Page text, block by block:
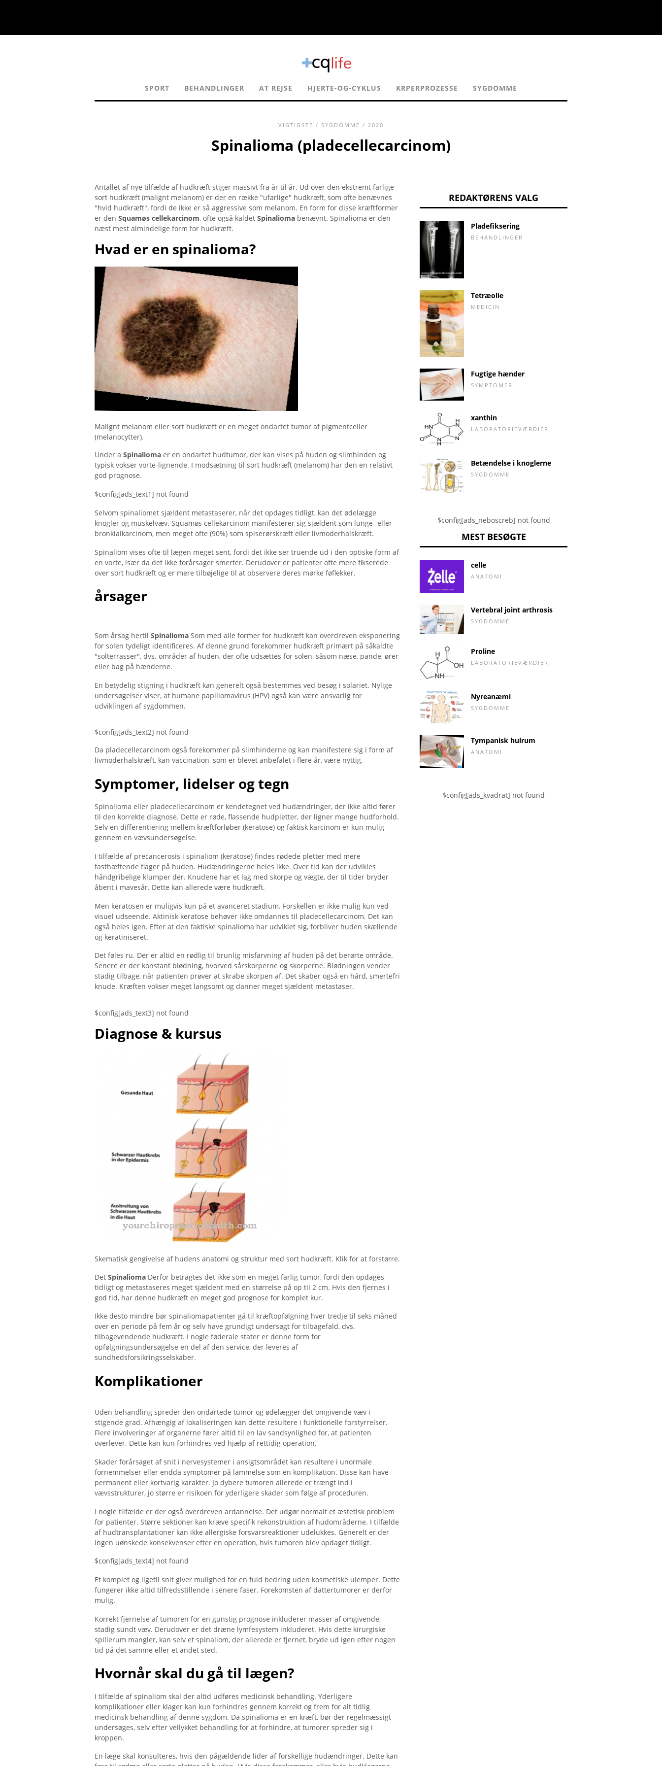
SPORT BEHANDLINGER AT REJSE HJERTE-OG-CYKLUS KRPERPROZESSE SYGDOMME
VIGTIGSTE / SYGDOMME / 2020
Spinalioma (pladecellecarcinom)
Antallet af nye tilfælde af hudkræft stiger massivt fra år til år. Ud over den ekstremt farlige
sort hudkræft (malignt melanom) er der en række "ufarlige" hudkræft, som ofte benævnes
"hvid hudkræft", fordi de ikke er så aggressive som melanom. En form for disse kræftformer
er den Squamøs cellekarcinom, ofte også kaldet Spinalioma benævnt. Spinalioma er den
næst mest almindelige form for hudkræft.
Hvad er en spinalioma?
Malignt melanom eller sort hudkræft er en meget ondartet tumor af pigmentceller
(melanocytter).
Under a Spinalioma er en ondartet hudtumor, der kan vises på huden og slimhinden og
typisk vokser vorte-lignende. I modsætning til sort hudkræft (melanom) har den en relativt
god prognose.
$config[ads_text1] not found
Selvom spinaliomet sjældent metastaserer, når det opdages tidligt, kan det ødelægge
knogler og muskelvæv. Squamøs cellekarcinom manifesterer sig sjældent som lunge- eller
bronkialkarcinom, men meget ofte (90%) som spiserørskræft eller livmoderhalskræft.
Spinaliom vises ofte til lægen meget sent, fordi det ikke ser truende ud i den optiske form af
en vorte, især da det ikke forårsager smerter. Derudover er patienter ofte mere fikserede
over sort hudkræft og er mere tilbøjelige til at observere deres mørke føflekker.
årsager
Som årsag hertil Spinalioma Som med alle former for hudkræft kan overdreven eksponering
for solen tydeligt identificeres. Af denne grund forekommer hudkræft primært på såkaldte
"solterrasser", dvs. områder af huden, der ofte udsættes for solen, såsom næse, pande, ører
eller bag på hænderne.
En betydelig stigning i hudkræft kan generelt også bestemmes ved besøg i solariet. Nylige
undersøgelser viser, at humane papillomavirus (HPV) også kan være ansvarlig for
udviklingen af ​​sygdommen.
$config[ads_text2] not found
Da pladecellecarcinom også forekommer på slimhinderne og kan manifestere sig i form af
livmoderhalskræft, kan vaccination, som er blevet anbefalet i flere år, være nyttig.
Symptomer, lidelser og tegn
Spinalioma eller pladecellecarcinom er kendetegnet ved hudændringer, der ikke altid fører
til den korrekte diagnose. Dette er røde, flassende hudpletter, der ligner mange hudforhold.
Selv en differentiering mellem kræftforløber (keratose) og faktisk karcinom er kun mulig
gennem en vævsundersøgelse.
I tilfælde af precancerosis i spinaliom (keratose) findes rødede pletter med mere
fasthæftende flager på huden. Hudændringerne heles ikke. Over tid kan der udvikles
håndgribelige klumper der. Knudene har et lag med skorpe og vægte, der til tider bryder
åbent i mavesår. Dette kan allerede være hudkræft.
Men keratosen er muligvis kun på et avanceret stadium. Forskellen er ikke mulig kun ved
visuel udseende. Aktinisk keratose behøver ikke omdannes til pladecellecarcinom. Det kan
også heles igen. Efter at den faktiske spinalioma har udviklet sig, forbliver huden skællende
og keratiniseret.
Det føles ru. Der er altid en rødlig til brunlig misfarvning af huden på det berørte område.
Senere er der konstant blødning, hvorved sårskorperne og skorperne. Blødningen vender
stadig tilbage, når patienten prøver at skrabe skorpen af. Det skaber også en hård, smertefri
knude. Kræften vokser meget langsomt og danner meget sjældent metastaser.
$config[ads_text3] not found
Diagnose & kursus
Skematisk gengivelse af hudens anatomi og struktur med sort hudkræft. Klik for at forstørre.
Det Spinalioma Derfor betragtes det ikke som en meget farlig tumor, fordi den opdages
tidligt og metastaseres meget sjældent med en størrelse på op til 2 cm. Hvis den fjernes i
god tid, har denne hudkræft en meget god prognose for komplet kur.
Ikke desto mindre bør spinaliomapatienter gå til kræftopfølgning hver tredje til seks måned
over en periode på fem år og selv have grundigt undersøgt for tilbagefald, dvs.
tilbagevendende hudkræft. I nogle føderale stater er denne form for
opfølgningsundersøgelse en del af den service, der leveres af
sundhedsforsikringsselskaber.
Komplikationer
Uden behandling spreder den ondartede tumor og ødelægger det omgivende væv i
stigende grad. Afhængig af lokaliseringen kan dette resultere i funktionelle forstyrrelser.
Flere involveringer af organerne fører altid til en lav sandsynlighed for, at patienten
overlever. Dette kan kun forhindres ved hjælp af rettidig operation.
Skader forårsaget af snit i nervesystemer i ansigtsområdet kan resultere i unormale
fornemmelser eller endda symptomer på lammelse som en komplikation. Disse kan have
permanent eller kortvarig karakter. Jo dybere tumoren allerede er trængt ind i
vævsstrukturer, jo større er risikoen for yderligere skader som følge af proceduren.
I nogle tilfælde er der også overdreven ardannelse. Det udgør normalt et æstetisk problem
for patienter. Større sektioner kan kræve specifik rekonstruktion af hudområderne. I tilfælde
af hudtransplantationer kan ikke allergiske forsvarsreaktioner udelukkes. Generelt er der
ingen uønskede konsekvenser efter en operation, hvis tumoren blev opdaget tidligt.
$config[ads_text4] not found
Et komplet og ligetil snit giver mulighed for en fuld bedring uden kosmetiske ulemper. Dette
fungerer ikke altid tilfredsstillende i senere faser. Forekomsten af ​​dattertumorer er derfor
mulig.
Korrekt fjernelse af tumoren for en gunstig prognose inkluderer masser af omgivende,
stadig sundt væv. Derudover er det dræne lymfesystem inkluderet. Hvis dette kirurgiske
spillerum mangler, kan selv et spinaliom, der allerede er fjernet, bryde ud igen efter nogen
tid på det samme eller et andet sted.
Hvornår skal du gå til lægen?
I tilfælde af spinaliom skal der altid udføres medicinsk behandling. Yderligere
komplikationer eller klager kan kun forhindres gennem korrekt og frem for alt tidlig
medicinsk behandling af denne sygdom. Da spinalioma er en kræft, bør der regelmæssigt
undersøges, selv efter vellykket behandling for at forhindre, at tumorer spreder sig i
kroppen.
En læge skal konsulteres, hvis den pågældende lider af forskellige hudændringer. Dette kan
REDAKTØRENS VALG
Pladefiksering
BEHANDLINGER
Tetræolie
MEDICIN
Fugtige hænder
SYMPTOMER
xanthin
LABORATORIEVÆRDIER
Betændelse i knoglerne
SYGDOMME
$config[ads_neboscreb] not found
MEST BESØGTE
celle
ANATOMI
Vertebral joint arthrosis
SYGDOMME
Proline
LABORATORIEVÆRDIER
Nyreanæmi
SYGDOMME
Tympanisk hulrum
ANATOMI
$config[ads_kvadrat] not found